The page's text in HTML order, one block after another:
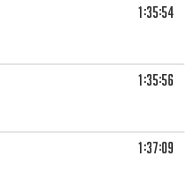
1:35:54
1:35:56
1:37:09